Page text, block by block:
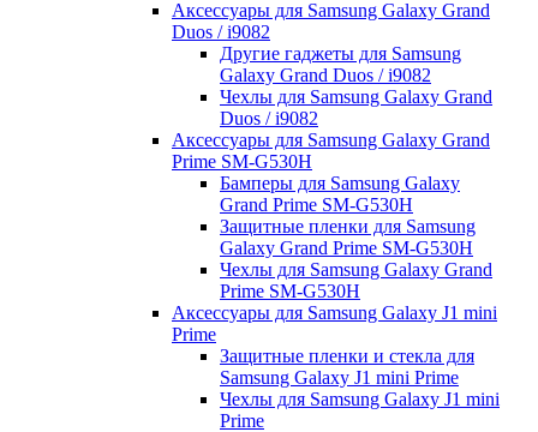
Аксессуары для Samsung Galaxy Grand
Duos / i9082
Другие гаджеты для Samsung
Galaxy Grand Duos / i9082
Чехлы для Samsung Galaxy Grand
Duos / i9082
Аксессуары для Samsung Galaxy Grand
Prime SM-G530H
Бамперы для Samsung Galaxy
Grand Prime SM-G530H
Защитные пленки для Samsung
Galaxy Grand Prime SM-G530H
Чехлы для Samsung Galaxy Grand
Prime SM-G530H
Аксессуары для Samsung Galaxy J1 mini
Prime
Защитные пленки и стекла для
Samsung Galaxy J1 mini Prime
Чехлы для Samsung Galaxy J1 mini
Prime